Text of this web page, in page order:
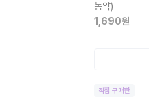
농약)
1,690원
직접 구매한